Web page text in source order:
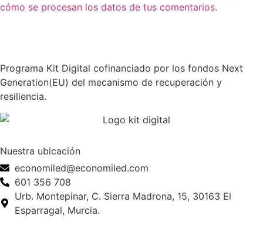
cómo se procesan los datos de tus comentarios.
Programa Kit Digital cofinanciado por los fondos Next
Generation(EU) del mecanismo de recuperación y
resiliencia.
Nuestra ubicación
economiled@economiled.com
601 356 708
Urb. Montepinar, C. Sierra Madrona, 15, 30163 El
Esparragal, Murcia.